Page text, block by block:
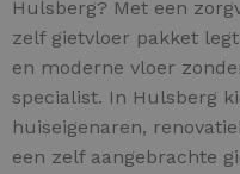
Hulsberg? Met een
zelf gietvloer pakket
en moderne vloer
specialist. In Hulsberg
huiseigenaren,
een zelf aangebrachte